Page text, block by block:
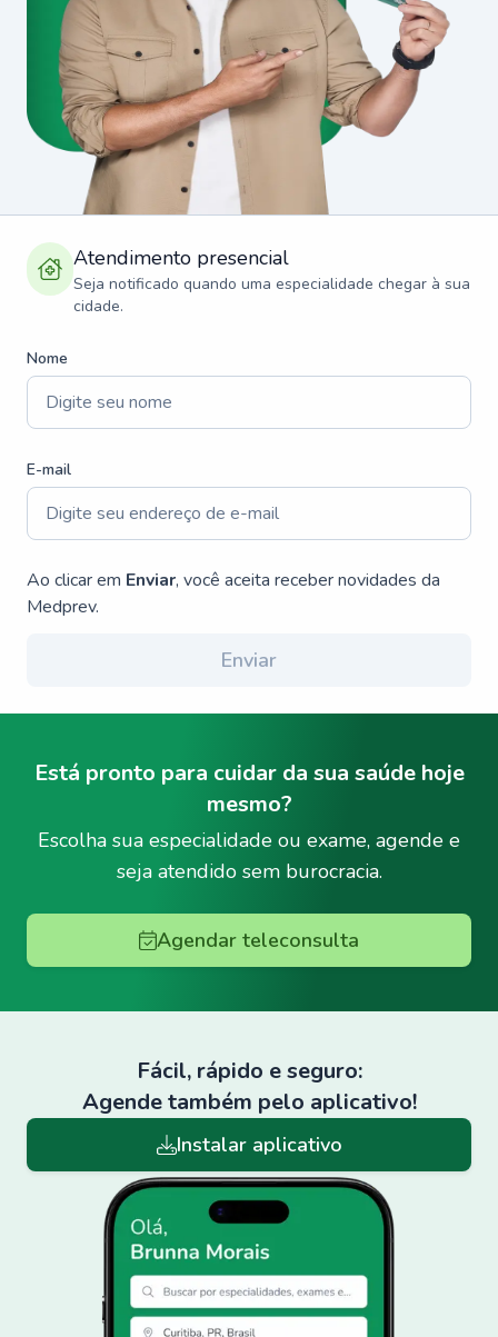
Atendimento presencial
Seja notificado quando uma especialidade chegar à sua
cidade.
Nome
E-mail
Ao clicar em Enviar, você aceita receber novidades da
Medprev.
Enviar
Está pronto para cuidar da sua saúde hoje
mesmo?
Escolha sua especialidade ou exame, agende e
seja atendido sem burocracia.
Agendar teleconsulta
Fácil, rápido e seguro:
Agende também pelo aplicativo!
Instalar aplicativo